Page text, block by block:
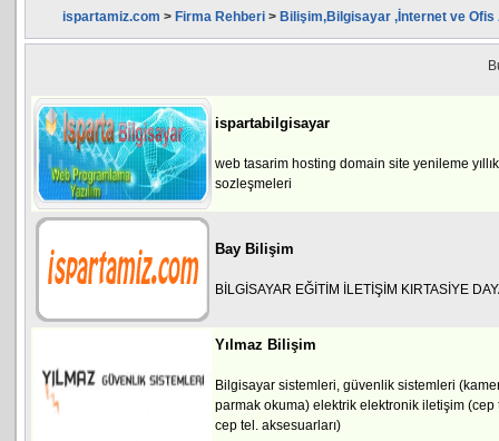
ispartamiz.com > Firma Rehberi > Bilişim,Bilgisayar ,İnternet ve Ofis
ispartabilgisayar
web tasarim hosting domain site yenileme
sozleşmeleri
Bay Bilişim
BİLGİSAYAR EĞİTİM İLETİŞİM KIRTASİYE
Yılmaz Bilişim
Bilgisayar sistemleri, güvenlik sistemleri
parmak okuma) elektrik elektronik iletişim
cep tel. aksesuarları)